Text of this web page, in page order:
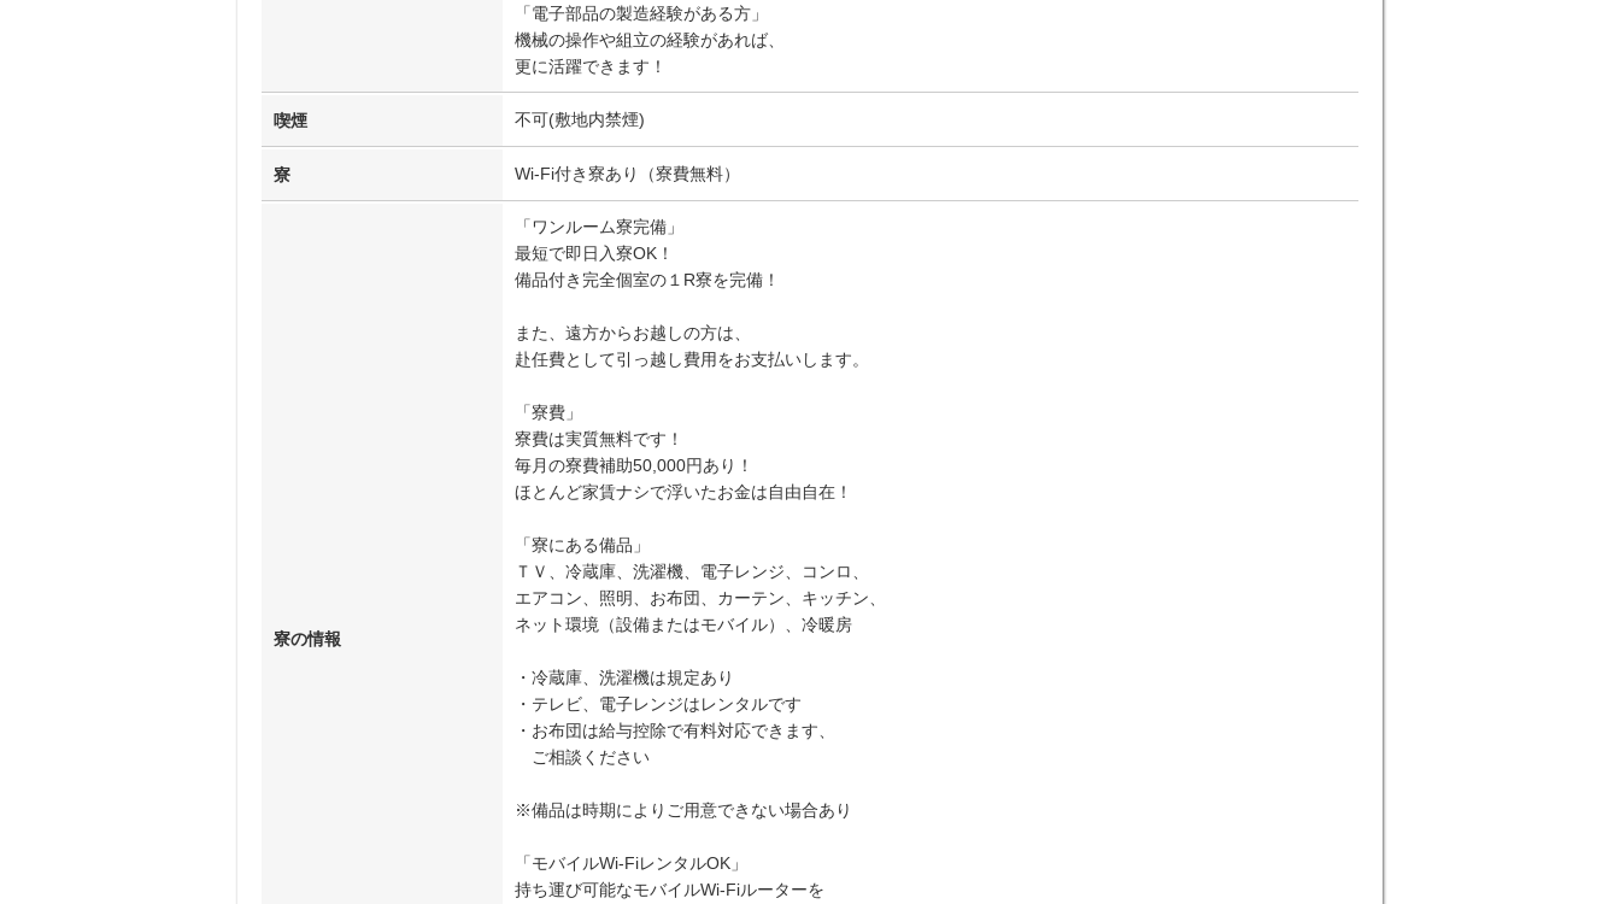
「電子部品の製造経験がある方」
機械の操作や組立の経験があれば、
更に活躍できます！
喫煙 不可(敷地内禁煙)
寮 Wi-Fi付き寮あり（寮費無料）
寮の情報
「ワンルーム寮完備」
最短で即日入寮OK！
備品付き完全個室の１R寮を完備！
また、遠方からお越しの方は、
赴任費として引っ越し費用をお支払いします。
「寮費」
寮費は実質無料です！
毎月の寮費補助50,000円あり！
ほとんど家賃ナシで浮いたお金は自由自在！
「寮にある備品」
ＴＶ、冷蔵庫、洗濯機、電子レンジ、コンロ、
エアコン、照明、お布団、カーテン、キッチン、
ネット環境（設備またはモバイル）、冷暖房
・冷蔵庫、洗濯機は規定あり
・テレビ、電子レンジはレンタルです
・お布団は給与控除で有料対応できます、
ご相談ください
※備品は時期によりご用意できない場合あり
「モバイルWi-FiレンタルOK」
持ち運び可能なモバイルWi-Fiルーターを